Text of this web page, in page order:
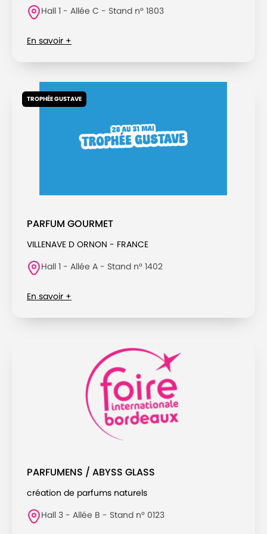
Hall 1 - Allée C - Stand n° 1803
En savoir +
TROPHÉE GUSTAVE
PARFUM GOURMET
VILLENAVE D ORNON - FRANCE
Hall 1 - Allée A - Stand n° 1402
En savoir +
PARFUMENS / ABYSS GLASS
création de parfums naturels
Hall 3 - Allée B - Stand n° 0123